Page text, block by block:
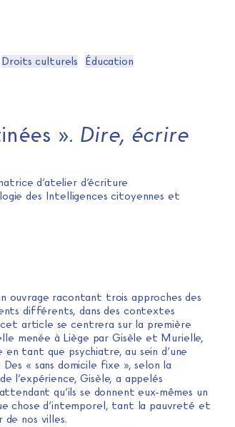
Droits culturels
Éducation
». Dire, écrire
d’atelier d’écriture
des Intelligences citoyennes et
ouvrage racontant trois approches des
différents, dans des contextes
article se centrera sur la première
menée à Liège par Gisèle et Murielle,
tant que psychiatre, au sein d’une
« sans domicile fixe », selon la
l’expérience, Gisèle, a appelés
qu’ils se donnent eux-mêmes un
chose d’intemporel, tant la pauvreté et
nos villes.